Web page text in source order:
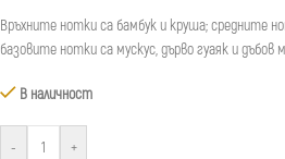
Връхните нотки са бамбук и круша; средните
базовите нотки са мускус, дърво гуаяк и дъбов
В наличност
- +